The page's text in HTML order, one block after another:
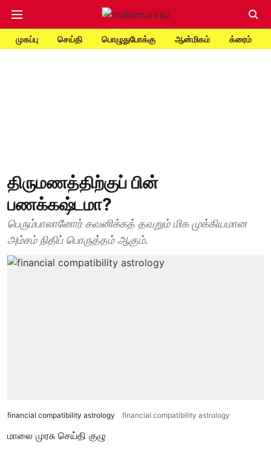
முகப்பு செய்தி பொழுதுபோக்கு ஆன்மிகம் க்ரைம்
திருமணத்திற்குப் பின்
பணக்கஷ்டமா?
பெரும்பாலானோர் கவனிக்கத் தவறும் மிக முக்கியமான
அம்சம் நிதிப் பொருத்தம் ஆகும்.
financial compatibility astrology financial compatibility astrology
மாலை முரசு செய்தி குழு